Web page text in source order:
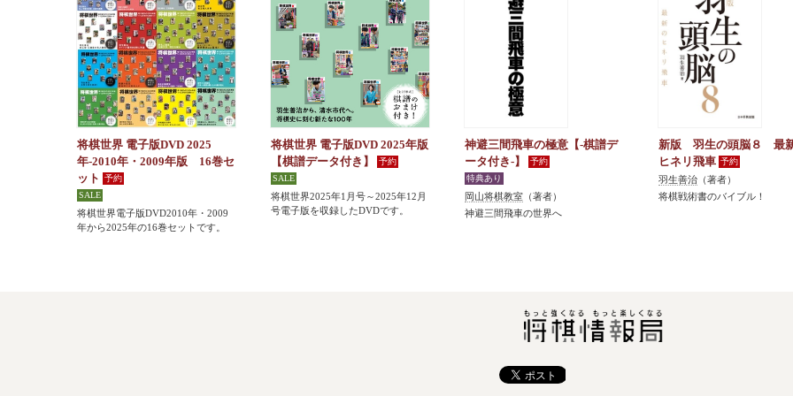
将棋世界 電子版DVD 2025
年-2010年・2009年版 16巻セ
ット
将棋世界電子版DVD2010年・2009
年から2025年の16巻セットです。
将棋世界 電子版DVD 2025年版
【棋譜データ付き】
将棋世界2025年1月号～2025年12月
号電子版を収録したDVDです。
神避三間飛車の極意【-棋譜デ
ータ付き-】
岡山将棋教室 （著者）
神避三間飛車の世界へ
新版 羽生の頭脳８ 最
ヒネリ飛車
羽生善治 （著者）
将棋戦術書のバイブル！